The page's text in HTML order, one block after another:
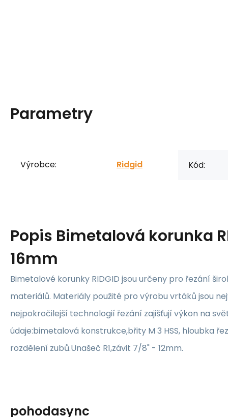
Parametry
Výrobce: Ridgid Kód:
Popis Bimetalová korunka
16mm
Bimetalové korunky RIDGID jsou určeny pro řezání
materiálů. Materiály použité pro výrobu vrtáků jsou
nejpokročilejší technologií řezání zajišťují výkon na
údaje:bimetalová konstrukce,břity M 3 HSS, hloubka
rozdělení zubů.Unašeč R1,závit 7/8" - 12mm.
pohodasync